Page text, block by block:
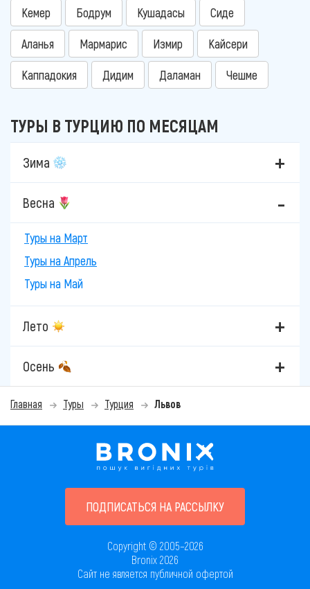
Кемер Бодрум Кушадасы Сиде
Аланья Мармарис Измир Кайсери
Каппадокия Дидим Даламан Чешме
ТУРЫ В ТУРЦИЮ ПО МЕСЯЦАМ
Зима
Весна
Туры на Март
Туры на Апрель
Туры на Май
Лето
Осень
Главная Туры Турция Львов
ПОДПИСАТЬСЯ НА РАССЫЛКУ
Copyright © 2005–2026
Bronix 2026
Сайт не является публичной офертой